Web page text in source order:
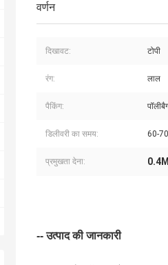
वर्णन
दिखावट: टोपी
रंग: लाल
पैकिंग:
डिलीवरी का समय: 60-
प्रमुखता देना:
-- उत्पाद की जानकारी